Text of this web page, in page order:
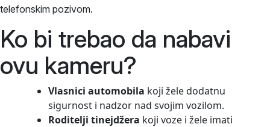
telefonskim pozivom.
Ko bi trebao da nabavi
ovu kameru?
Vlasnici automobila koji žele dodatnu
sigurnost i nadzor nad svojim vozilom.
Roditelji tinejdžera koji voze i žele imati